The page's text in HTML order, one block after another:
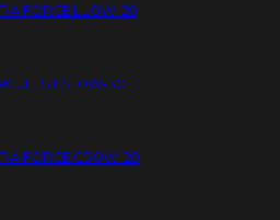
FORCE LL 0W-20
LS 10W-30
FORCE C5 0W-20